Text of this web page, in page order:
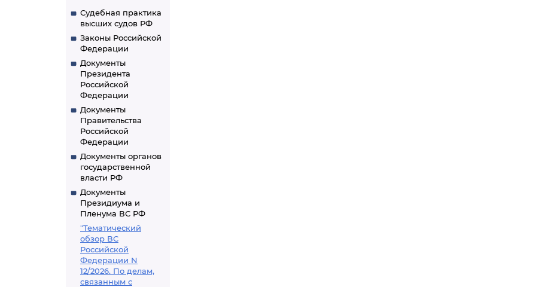
Судебная практика
высших судов РФ
Законы Российской
Федерации
Документы
Президента
Российской
Федерации
Документы
Правительства
Российской
Федерации
Документы органов
государственной
власти РФ
Документы
Президиума и
Пленума ВС РФ
"Тематический
обзор ВС
Российской
Федерации N
12/2026. По делам,
связанным с